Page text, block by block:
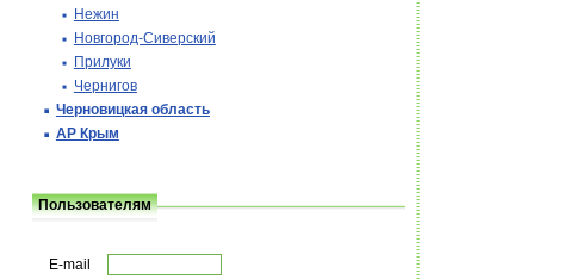
Нежин
Новгород-Сиверский
Прилуки
Чернигов
Черновицкая область
АР Крым
Пользователям
E-mail